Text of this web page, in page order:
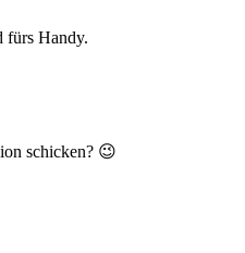
fürs Handy.
schicken? 😉